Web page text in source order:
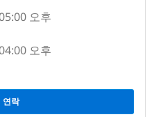
오후
오후
연락